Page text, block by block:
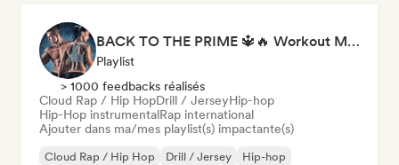
BACK TO THE PRIME 🔱🔥 Workout Motivation Playlist
Playlist
> 1000 feedbacks réalisés
Cloud Rap / Hip HopDrill / JerseyHip-hop
Hip-Hop instrumentalRap international
Ajouter dans ma/mes playlist(s) impactante(s)
Cloud Rap / Hip Hop Drill / Jersey
Hip-hop